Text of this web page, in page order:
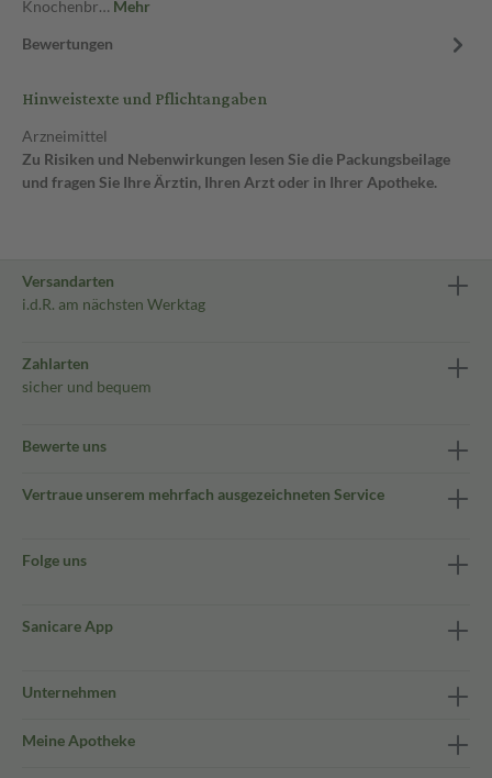
Knochenbr… Mehr
Bewertungen
Hinweistexte und Pflichtangaben
Arzneimittel
Zu Risiken und Nebenwirkungen lesen Sie die Packungsbeilage
und fragen Sie Ihre Ärztin, Ihren Arzt oder in Ihrer Apotheke.
Versandarten
i.d.R. am nächsten Werktag
Zahlarten
sicher und bequem
Bewerte uns
Vertraue unserem mehrfach ausgezeichneten Service
Folge uns
Sanicare App
Unternehmen
Meine Apotheke